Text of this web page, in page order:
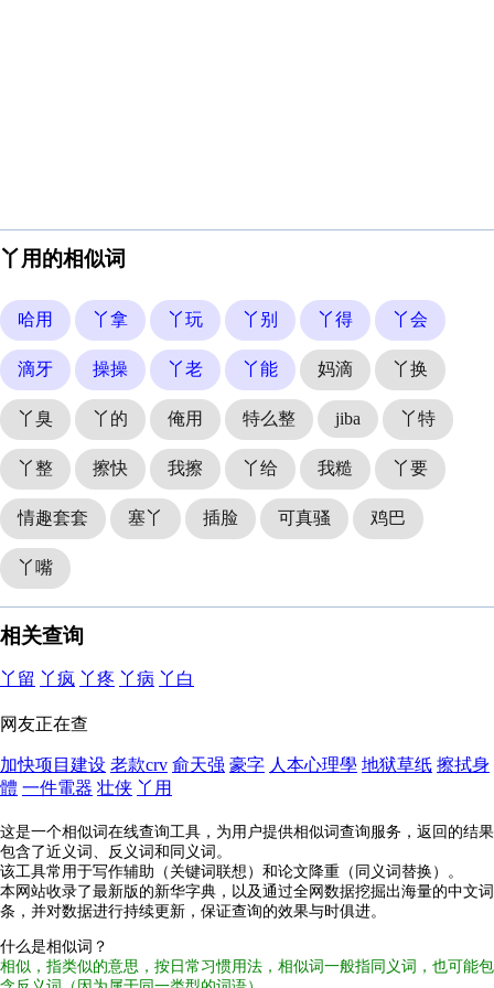
丫用的相似词
哈用 丫拿 丫玩 丫别 丫得 丫会
滴牙 操操 丫老 丫能 妈滴 丫换
丫臭 丫的 俺用 特么整 jiba 丫特
丫整 擦快 我擦 丫给 我糙 丫要
情趣套套 塞丫 插脸 可真骚 鸡巴
丫嘴
相关查询
丫留 丫疯 丫疼 丫病 丫白
网友正在查
加快项目建设 老款crv 俞天强 豪字 人本心理學 地狱草纸 擦拭身
體 一件電器 壮侠 丫用
这是一个相似词在线查询工具，为用户提供相似词查询服务，返回的结果
包含了近义词、反义词和同义词。
该工具常用于写作辅助（关键词联想）和论文降重（同义词替换）。
本网站收录了最新版的新华字典，以及通过全网数据挖掘出海量的中文词
条，并对数据进行持续更新，保证查询的效果与时俱进。
什么是相似词？
相似，指类似的意思，按日常习惯用法，相似词一般指同义词，也可能包